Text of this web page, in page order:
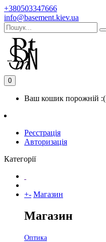
+380503347666
info@basement.kiev.ua
0
Ваш кошик порожній :(
Реєстрація
Авторизація
Категорії
+- Магазин
Магазин
Оптика